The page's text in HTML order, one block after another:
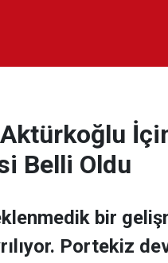
Belli Oldu
bir
Portekiz